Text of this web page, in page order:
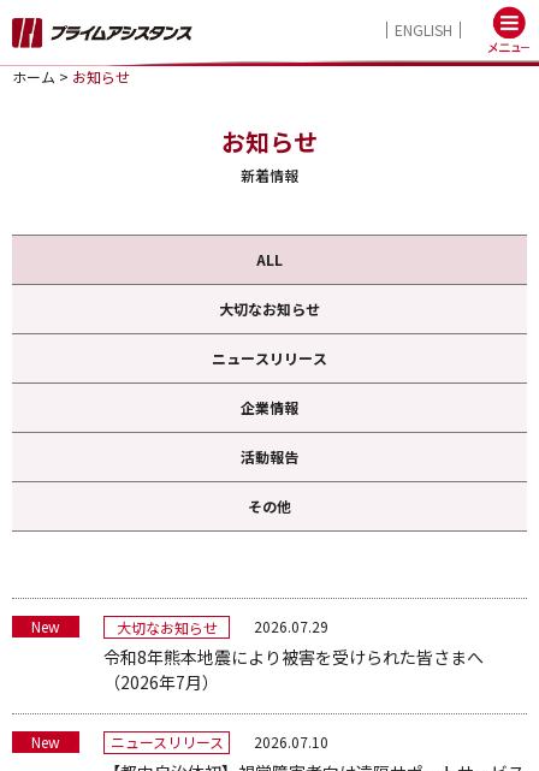
ENGLISH
ホーム > お知らせ
お知らせ
新着情報
ALL
大切なお知らせ
ニュースリリース
企業情報
活動報告
その他
New 2026.07.29
大切なお知らせ
令和8年熊本地震により被害を受けられた皆さまへ
（2026年7月）
New 2026.07.10
ニュースリリース